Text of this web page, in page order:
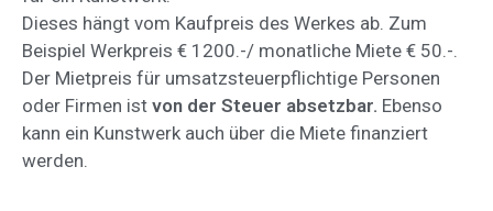
Dieses hängt vom Kaufpreis des Werkes ab. Zum
Beispiel Werkpreis € 1200.-/ monatliche Miete € 50.-.
Der Mietpreis für umsatzsteuerpflichtige Personen
oder Firmen ist von der Steuer absetzbar. Ebenso
kann ein Kunstwerk auch über die Miete finanziert
werden.